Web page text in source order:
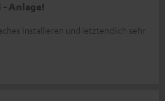
- Anlage!
Installieren und letztendlich sehr